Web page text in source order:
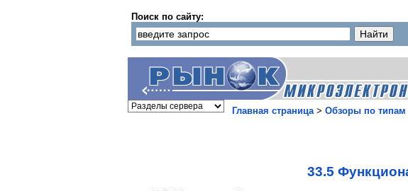
Поиск по сайту:
Главная страница> Обзоры по типам
33.5